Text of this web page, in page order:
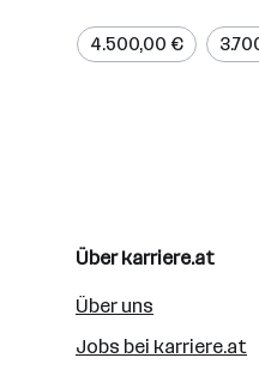
4.500,00 €
Über karriere.at
Über uns
Jobs bei karriere.at